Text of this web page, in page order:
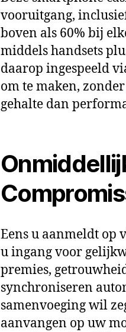
vooruitgang,
boven als 60% bij
middels handsets
daarop ingespeeld
om te maken,
gehalte dan
Eens u aanmeldt
u ingang voor
premies,
synchroniseren
samenvoeging wil
aanvangen op uw